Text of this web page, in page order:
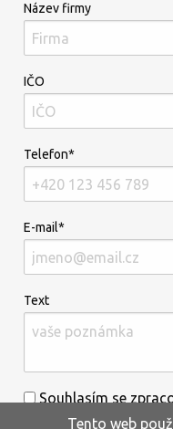
Název firmy
IČO
Telefon*
E-mail*
Text
Souhlasím se
Tento web